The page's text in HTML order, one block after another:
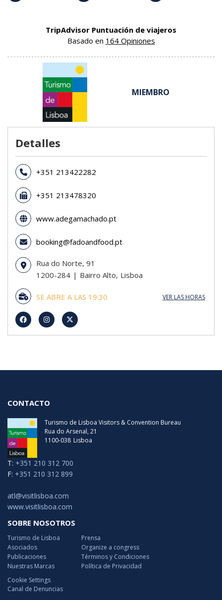
TripAdvisor Puntuación de viajeros
Basado en 164 Opiniones
MIEMBRO
Detalles
+351 213422282
+351 213478320
www.adegamachado.pt
booking@fadoandfood.pt
Rua do Norte, 91
1200-284
Bairro Alto Lisboa
SE ABRE A LAS 19:30
VER LAS HORAS
lunes
martes
miércoles
19:30 - 02:00
CONTACTO
Turismo de Lisboa Visitors & Convention Bureau
Rua do Arsenal, 21
1100-038 Lisboa
T: +351 210 312 700
F: +351 210 312 899
atl@visitlisboa.com
www.visitlisboa.com
SOBRE NOSOTROS
Turismo de Lisboa
Asociados
Publicaciones
Nuestras Marcas
Prensa
Organize a congress
Términos y Condiciones
Política de Privacidad
Cookie Settings
Canal de Denuncias